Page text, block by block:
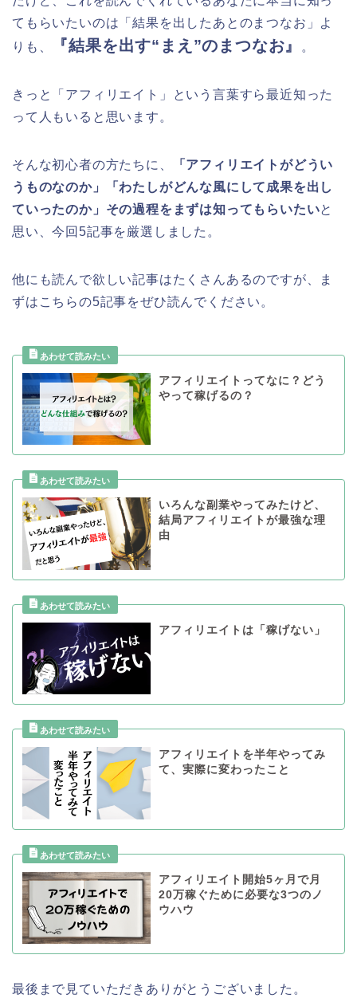
てもらいたいのは「結果を出したあとのまつなお」よ
りも、
『結果を出す“まえ”のまつなお』 。
きっと「アフィリエイト」という言葉すら最近知った
って人もいると思います。
そんな初心者の方たちに、
「アフィリエイトがどうい
うものなのか」「わたしがどんな風にして成果を出し
ていったのか」その過程をまずは知ってもらいたいと
思い、今回5記事を厳選しました。
他にも読んで欲しい記事はたくさんあるのですが、ま
ずはこちらの5記事をぜひ読んでください。
アフィリエイトってなに？どう
やって稼げるの？
いろんな副業やってみたけど、
結局アフィリエイトが最強な理
由
アフィリエイトは「稼げない」
アフィリエイトを半年やってみ
て、実際に変わったこと
アフィリエイト開始5ヶ月で月
20万稼ぐために必要な3つのノ
ウハウ
最後まで見ていただきありがとうございました。